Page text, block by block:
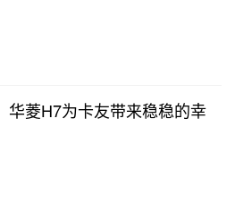
华菱H7为卡友带来稳稳的幸